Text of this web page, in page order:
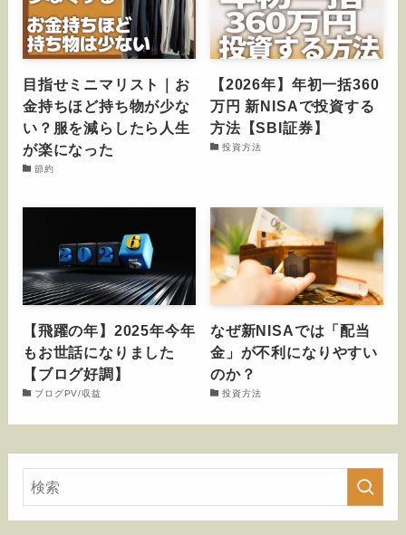
目指せミニマリスト｜お
金持ちほど持ち物が少な
い？服を減らしたら人生
が楽になった
節約
【2026年】年初一括360
万円 新NISAで投資する
方法【SBI証券】
投資方法
【飛躍の年】2025年今年
もお世話になりました
【ブログ好調】
ブログPV/収益
なぜ新NISAでは「配当
金」が不利になりやすい
のか？
投資方法